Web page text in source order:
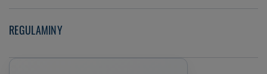
REGULAMINY